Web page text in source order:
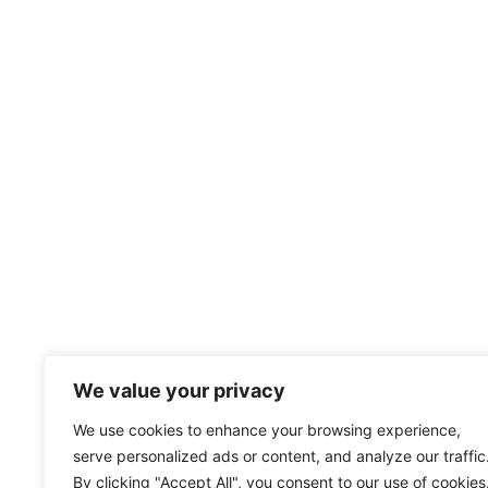
We value your privacy
We use cookies to enhance your browsing experience,
serve personalized ads or content, and analyze our
By clicking "Accept All", you consent to our use of